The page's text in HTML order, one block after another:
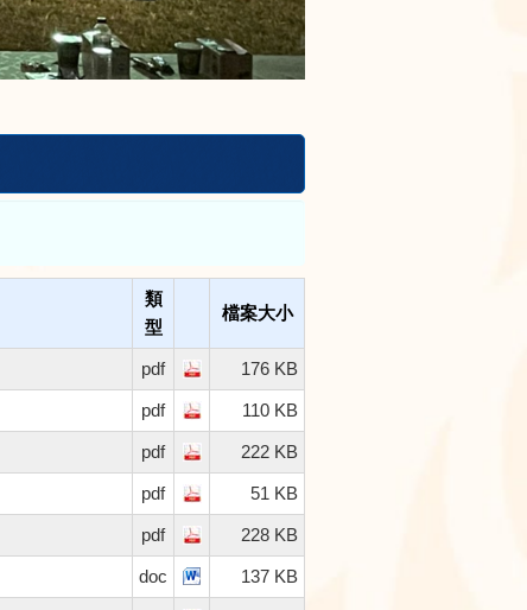
類
型
檔案大小
pdf 176 KB
pdf 110 KB
pdf 222 KB
pdf 51 KB
pdf 228 KB
doc 137 KB